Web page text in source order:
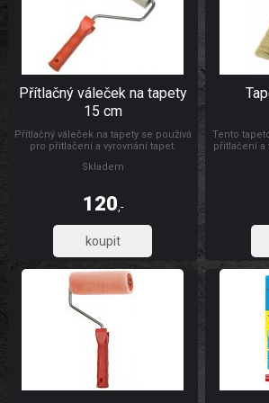
Přítlačný váleček na tapety
15 cm
Přítlačný váleček na tapety se používá
pro přitlačení a vyrovnání tapet.
váleček je vyroben z PUR pěny,
Skladem
120,-
99,17
Tento
přitlačení a